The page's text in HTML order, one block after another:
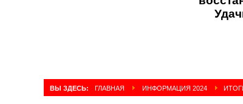
ВЫ ЗДЕСЬ: ГЛАВНАЯ ИНФОРМАЦИЯ 2024